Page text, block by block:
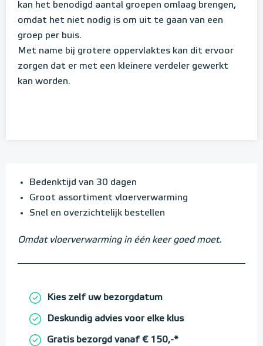
kan het benodigd aantal groepen omlaag brengen,
omdat het niet nodig is om uit te gaan van een
groep per buis.
Met name bij grotere oppervlaktes kan dit ervoor
zorgen dat er met een kleinere verdeler gewerkt
kan worden.
Bedenktijd van 30 dagen
Groot assortiment vloerverwarming
Snel en overzichtelijk bestellen
Omdat vloerverwarming in één keer goed moet.
Kies zelf uw bezorgdatum
Deskundig advies voor elke klus
Gratis bezorgd vanaf € 150,-*